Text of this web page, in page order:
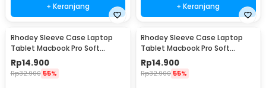
+ Keranjang + Keranjang
Rhodey Sleeve Case Laptop
Tablet Macbook Pro Soft
Protection Felt 12 Inch - MR24
Rp14.900
Rp32.900 55%
Rhodey Sleeve Case Laptop
Tablet Macbook Pro Soft
Protection Felt 14 Inch - MR24
Rp14.900
Rp32.900 55%